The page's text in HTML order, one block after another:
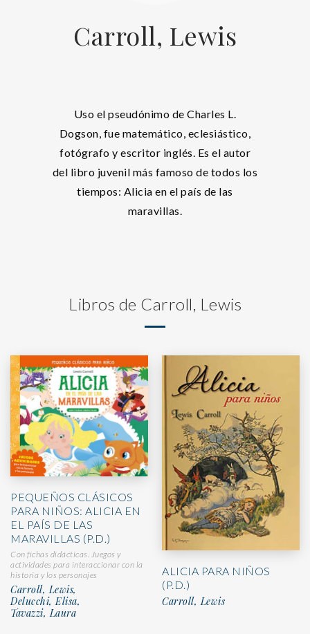
Carroll, Lewis
Uso el pseudónimo de Charles L.
Dogson, fue matemático, eclesiástico,
fotógrafo y escritor inglés. Es el autor
del libro juvenil más famoso de todos los
tiempos: Alicia en el país de las
maravillas.
Libros de Carroll, Lewis
PEQUEÑOS CLÁSICOS
PARA NIÑOS: ALICIA EN
EL PAÍS DE LAS
MARAVILLAS (P.D.)
Con fichas didácticas. Juegos y
actividades para interaccionar con la
historia y los personajes
Carroll, Lewis,
Delucchi, Elisa,
Tavazzi, Laura
ALICIA PARA NIÑOS
(P.D.)
Carroll, Lewis